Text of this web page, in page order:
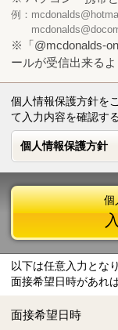
例：
※「@mcdonalds-
ールが受信出来る
個人情報保護方針を
て入力内容を確認す
個人情報保護方針
個人情報保護方針
Tel
0570-55-
個
以下は任意入力とな
面接希望日時があれ
面接希望日時